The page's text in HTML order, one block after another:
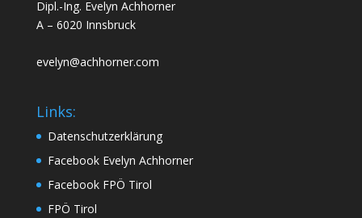
Dipl.-Ing. Evelyn Achhorner
A – 6020 Innsbruck
evelyn@achhorner.com
Links:
Datenschutzerklärung
Facebook Evelyn Achhorner
Facebook FPÖ Tirol
FPÖ Tirol